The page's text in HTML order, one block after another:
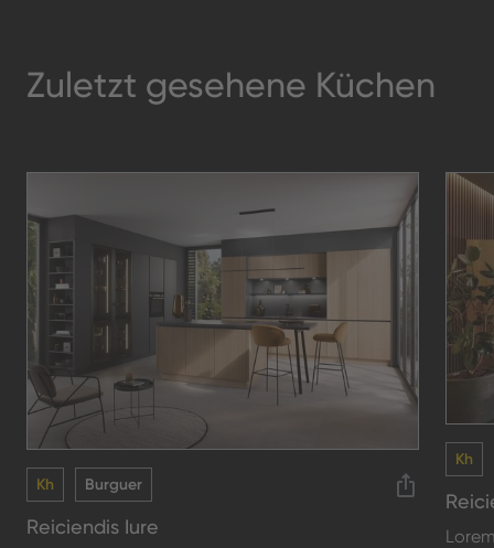
Zuletzt gesehene Küchen
Kh Burguer
Reiciendis Iure
Kh